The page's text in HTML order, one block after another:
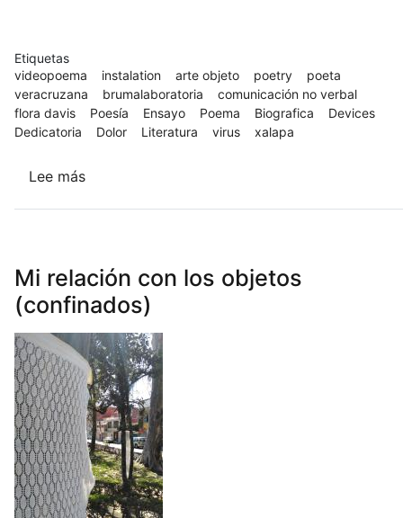
Etiquetas
videopoema
instalation arte objeto poetry
poeta
veracruzana
brumalaboratoria
comunicación no verbal
flora davis
Poesía Ensayo Poema Biografica
Devices
Dedicatoria
Dolor Literatura virus xalapa
Lee más
para
Bruma
2021
Mi relación con los objetos
(confinados)